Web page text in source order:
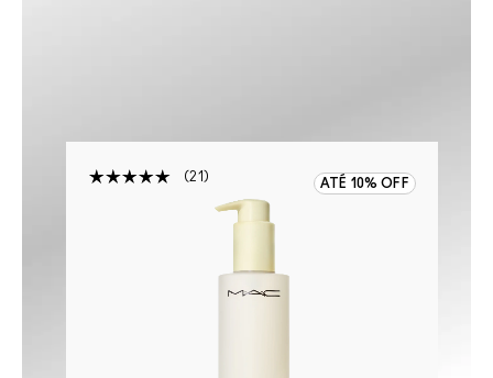
21 ATÉ 10% OFF